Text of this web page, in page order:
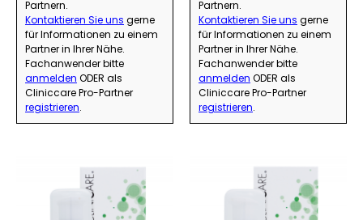
Partnern.
Kontaktieren Sie uns gerne
für Informationen zu einem
Partner in Ihrer Nähe.
Fachanwender bitte
anmelden ODER als
Cliniccare Pro-Partner
registrieren.
Partnern.
Kontaktieren Sie uns gerne
für Informationen zu einem
Partner in Ihrer Nähe.
Fachanwender bitte
anmelden ODER als
Cliniccare Pro-Partner
registrieren.